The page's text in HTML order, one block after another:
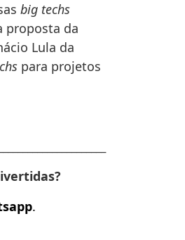
big techs
proposta da
Lula da
para projetos
.